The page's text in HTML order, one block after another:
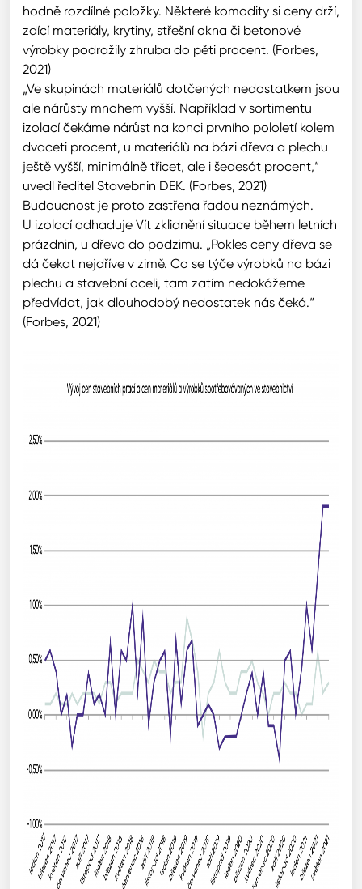
hodně rozdílné položky. Některé komodity si ceny drží,
zdící materiály, krytiny, střešní okna či betonové
výrobky podražily zhruba do pěti procent. (Forbes,
2021)
„Ve skupinách materiálů dotčených nedostatkem jsou
ale nárůsty mnohem vyšší. Například v sortimentu
izolací čekáme nárůst na konci prvního pololetí kolem
dvaceti procent, u materiálů na bázi dřeva a plechu
ještě vyšší, minimálně třicet, ale i šedesát procent,“
uvedl ředitel Stavebnin DEK. (Forbes, 2021)
Budoucnost je proto zastřena řadou neznámých.
U izolací odhaduje Vít zklidnění situace během letních
prázdnin, u dřeva do podzimu. „Pokles ceny dřeva se
dá čekat nejdříve v zimě. Co se týče výrobků na bázi
plechu a stavební oceli, tam zatím nedokážeme
předvídat, jak dlouhodobý nedostatek nás čeká.“
(Forbes, 2021)